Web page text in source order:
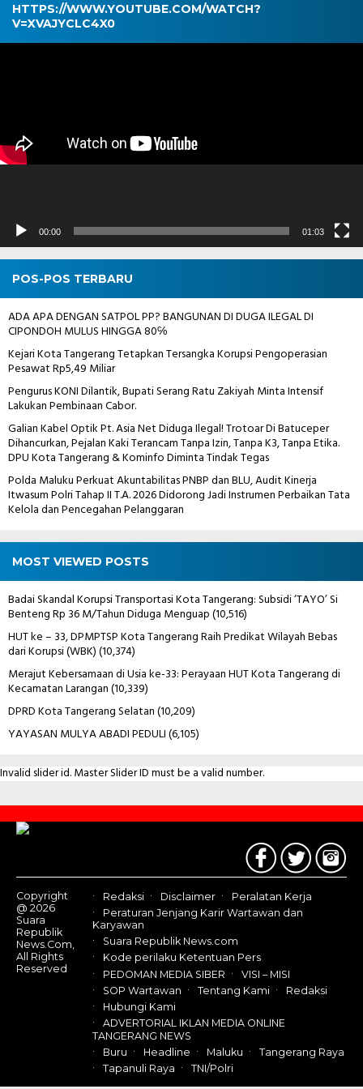
HTTPS://WWW.YOUTUBE.COM/WATCH?
V=XVAJYCLC4X0
Pemutar
00:00 01:03
POS-POS TERBARU
ADA APA DENGAN SATPOL PP? BANGUNAN DI DUGA ILEGAL DI
CIPONDOH MULUS HINGGA 80℅
Kejari Kota Tangerang Tetapkan Tersangka Korupsi Pengoperasian
Pesawat Rp5,49 Miliar
Pengurus KONI Dilantik, Bupati Serang Ratu Zakiyah Minta Intensif
Lakukan Pembinaan Cabor.
Galian Kabel Optik Pt. Asia Net Diduga Ilegal! Trotoar Di Batuceper
Dihancurkan, Pejalan Kaki Terancam Tanpa Izin, Tanpa K3, Tanpa Etika.
DPU Kota Tangerang & Kominfo Diminta Tindak Tegas
Polda Maluku Perkuat Akuntabilitas PNBP dan BLU, Audit Kinerja
Itwasum Polri Tahap II T.A. 2026 Didorong Jadi Instrumen Perbaikan Tata
Kelola dan Pencegahan Pelanggaran
MOST VIEWED POSTS
Badai Skandal Korupsi Transportasi Kota Tangerang: Subsidi ‘TAYO’ Si
Benteng Rp 36 M/Tahun Diduga Menguap(10,516)
HUT ke – 33, DPMPTSP Kota Tangerang Raih Predikat Wilayah Bebas
dari Korupsi (WBK)(10,374)
Merajut Kebersamaan di Usia ke-33: Perayaan HUT Kota Tangerang di
Kecamatan Larangan(10,339)
DPRD Kota Tangerang Selatan(10,209)
YAYASAN MULYA ABADI PEDULI(6,105)
Invalid slider id. Master Slider ID must be a valid number.
Contact
Us
Copyright
@ 2026
Suara
Republik
News.Com,
All Rights
Reserved
Redaksi Disclaimer
Peralatan Kerja
Peraturan Jenjang Karir Wartawan dan
Karyawan
Suara Republik News.com
Kode perilaku Ketentuan Pers
PEDOMAN MEDIA SIBER
VISI – MISI
SOP Wartawan
Tentang Kami
Redaksi
Hubungi Kami
ADVERTORIAL IKLAN MEDIA ONLINE
TANGERANG NEWS
Buru
Headline Maluku
Tangerang Raya
Tapanuli Raya
TNI/Polri